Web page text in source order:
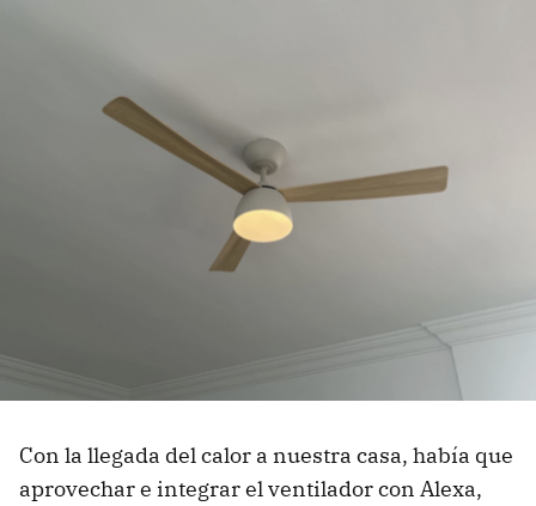
Con la llegada del calor a nuestra casa, había que
aprovechar e integrar el ventilador con Alexa,